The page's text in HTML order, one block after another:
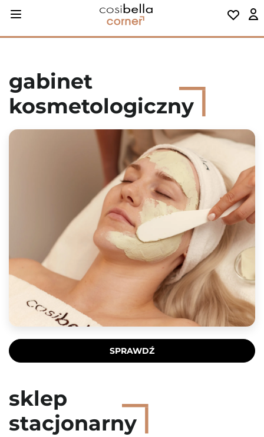
SPRAWDŹ
gabinet
kosmetologiczny
sklep
stacjonarny